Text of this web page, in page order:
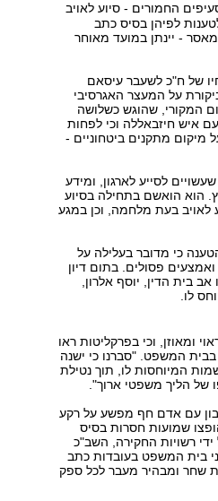
החמורים - סיוע לאויב
לפיהן בסיס כתב
פוליטית. גזר הדין - בין 7 ל-10 שנות מאסר - יינתן במועד מאוחר
ואחיו של ח"כ לשעבר עיסאם
על המעצר האגרסיבי
המקורי, שהוגש כשלושה
איש חיזבאללה וכי לפחות
מיקום מתקנים ביטחוניים -
לסייע לארגון, ומידע
הוא הואשם בתחילה בסיוע
בעת מלחמה, וכן במגע
כי מדובר בעלילה על
פסולים. בתום דיון
בית הדין, יוסף אלרון,
לו.
ומאוזן, וכי בפרקליטות ראו
המשפט. "סברנו כי ישנה
המיוחסות לו, תוך נטילת
של הליך משפטי ארוך".
עם אדם חף מפשע על רקע
שמועות חסרות בסיס
רשויות החקירה, השב"כ
בית המשפט בעובדות כתב
שחר ומבהיר מעבר לכל ספק